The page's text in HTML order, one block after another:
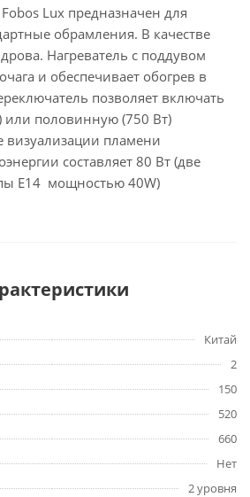
Lux предназначен для
обрамления. В качестве
Нагреватель с поддувом
и обеспечивает обогрев в
позволяет включать
или половинную (750 Вт)
пламени
составляет 80 Вт (две
E14 мощностью 40W)
Китай
2
150
520
660
Нет
2 уровня